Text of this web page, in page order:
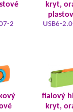
2
kryt,
USB6-
fialový
kryt,